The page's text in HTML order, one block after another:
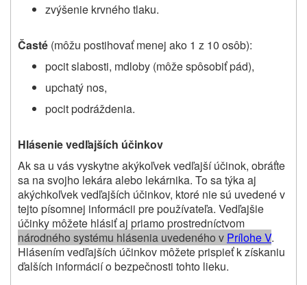
zvýšenie krvného tlaku.
Časté (môžu postihovať menej ako 1 z 10 osôb):
pocit slabosti, mdloby (môže spôsobiť pád),
upchatý nos,
pocit podráždenia.
Hlásenie vedľajších účinkov
Ak sa u vás vyskytne akýkoľvek vedľajší účinok, obráťte
sa na svojho lekára alebo lekárnika. To sa týka aj
akýchkoľvek vedľajších účinkov, ktoré nie sú uvedené v
tejto písomnej informácii pre používateľa. Vedľajšie
účinky môžete hlásiť aj priamo prostredníctvom
národného systému hlásenia uvedeného v Prílohe V.
Hlásením vedľajších účinkov môžete prispieť k získaniu
ďalších informácií o bezpečnosti tohto lieku.